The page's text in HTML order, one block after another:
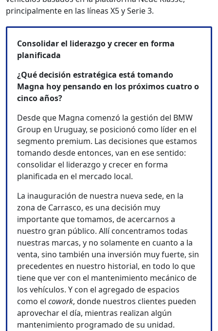
principalmente en las líneas X5 y Serie 3.
Consolidar el liderazgo y crecer en forma
planificada
¿Qué decisión estratégica está tomando
Magna hoy pensando en los próximos cuatro o
cinco años?
Desde que Magna comenzó la gestión del BMW
Group en Uruguay, se posicionó como líder en el
segmento premium. Las decisiones que estamos
tomando desde entonces, van en ese sentido:
consolidar el liderazgo y crecer en forma
planificada en el mercado local.
La inauguración de nuestra nueva sede, en la
zona de Carrasco, es una decisión muy
importante que tomamos, de acercarnos a
nuestro gran público. Allí concentramos todas
nuestras marcas, y no solamente en cuanto a la
venta, sino también una inversión muy fuerte, sin
precedentes en nuestro historial, en todo lo que
tiene que ver con el mantenimiento mecánico de
los vehículos. Y con el agregado de espacios
como el cowork, donde nuestros clientes pueden
aprovechar el día, mientras realizan algún
mantenimiento programado de su unidad.